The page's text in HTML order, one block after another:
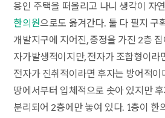
용인 주택을 떠올리고 나니 생각이 자
한의원으로도 옮겨간다. 둘 다 필지 구
개발지구에 지어진, 중정을 가진 2층
자가발생적이지만, 전자가 조합형이라
전자가 진취적이라면 후자는 방어적이
땅에서부터 입체적으로 솟아 있지만
분리되어 2층에만 놓여 있다. 1층이 한